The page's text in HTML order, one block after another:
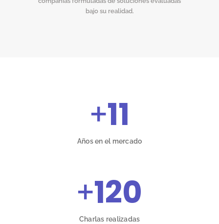
bajo su realidad.
+11
Años en el mercado
+120
Charlas realizadas